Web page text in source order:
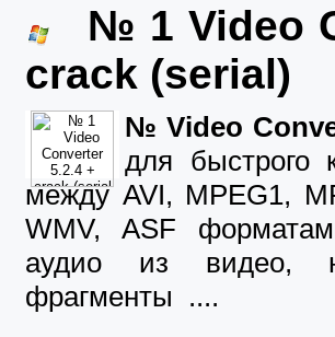
№ 1 Video
crack (serial)
№ Video
для быстрого
между AVI, MPEG1,
WMV, ASF
аудио из видео,
фрагменты ....